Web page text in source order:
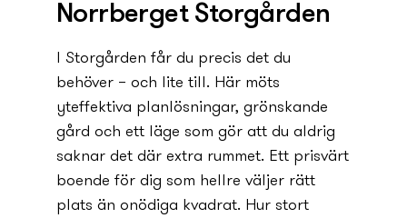
Norrberget Storgården
I Storgården får du precis det du
behöver – och lite till. Här möts
yteffektiva planlösningar, grönskande
gård och ett läge som gör att du aldrig
saknar det där extra rummet. Ett prisvärt
boende för dig som hellre väljer rätt
plats än onödiga kvadrat. Hur stort